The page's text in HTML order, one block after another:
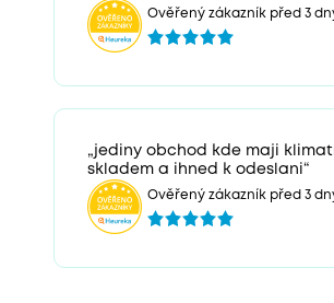
Ověřený zákazník před 3
„jediny obchod kde maji
skladem a ihned k odeslani“
Ověřený zákazník před 3